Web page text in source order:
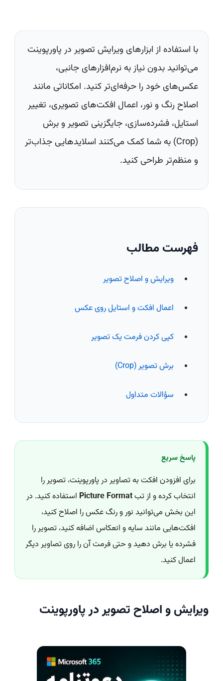
با استفاده از ابزارهای ویرایش تصویر در پاورپوینت
می‌توانید بدون نیاز به نرم‌افزارهای جانبی،
عکس‌های خود را حرفه‌ای‌تر کنید. امکاناتی مانند
اصلاح رنگ و نور، اعمال افکت‌های تصویری، تغییر
استایل، فشرده‌سازی، جایگزینی تصویر و برش
(Crop) به شما کمک می‌کنند اسلایدهایی جذاب‌تر
و منظم‌تر طراحی کنید.
فهرست مطالب
ویرایش و اصلاح تصویر
اعمال افکت و استایل روی عکس
کپی کردن فرمت یک تصویر
برش تصویر (Crop)
سؤالات متداول
پاسخ سریع
برای افزودن افکت به تصاویر در پاورپوینت، تصویر را
انتخاب کرده و از تبPicture Format استفاده کنید. در
این بخش می‌توانید نور و رنگ عکس را اصلاح کنید،
افکت‌هایی مانند سایه و انعکاس اضافه کنید، تصویر را
فشرده یا برش دهید و حتی فرمت آن را روی تصاویر دیگر
اعمال کنید.
ویرایش و اصلاح تصویر در پاورپوینت